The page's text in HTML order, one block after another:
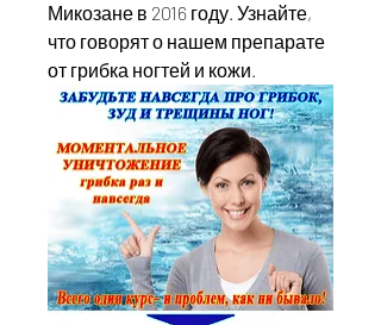
Микозане в 2016 году. Узнайте,
что говорят о нашем препарате
от грибка ногтей и кожи.